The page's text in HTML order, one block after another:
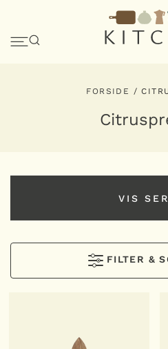
FORSIDE /
VIS
VIS
FILTER &